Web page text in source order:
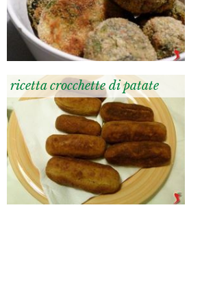
ricetta crocchette di patate